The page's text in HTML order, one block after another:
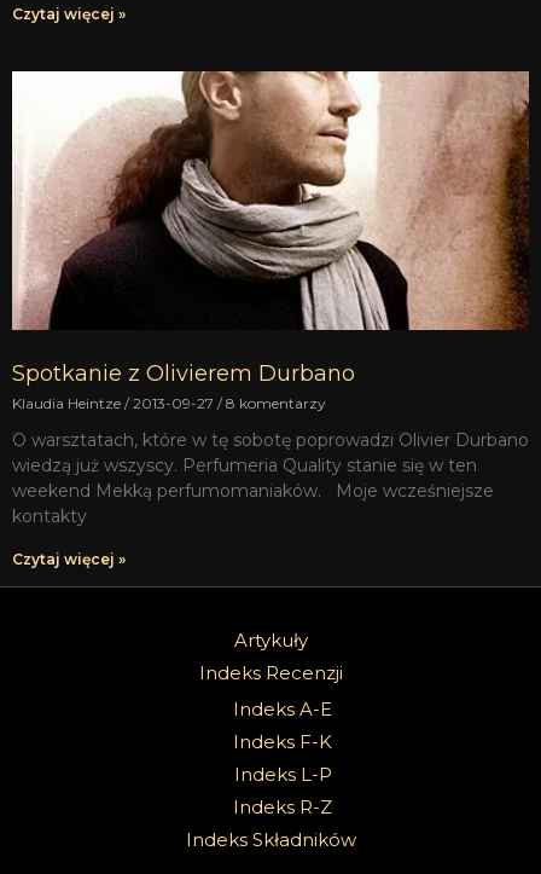
Czytaj więcej »
Spotkanie z Olivierem Durbano
Klaudia Heintze 2013-09-27 8 komentarzy
O warsztatach, które w tę sobotę poprowadzi Olivier Durbano
wiedzą już wszyscy. Perfumeria Quality stanie się w ten
weekend Mekką perfumomaniaków. Moje wcześniejsze
kontakty
Czytaj więcej »
Artykuły
Indeks Recenzji
Indeks A-E
Indeks F-K
Indeks L-P
Indeks R-Z
Indeks Składników